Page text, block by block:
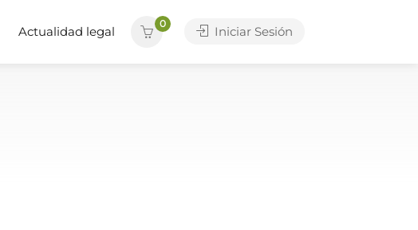
Actualidad legal
0
Iniciar Sesión